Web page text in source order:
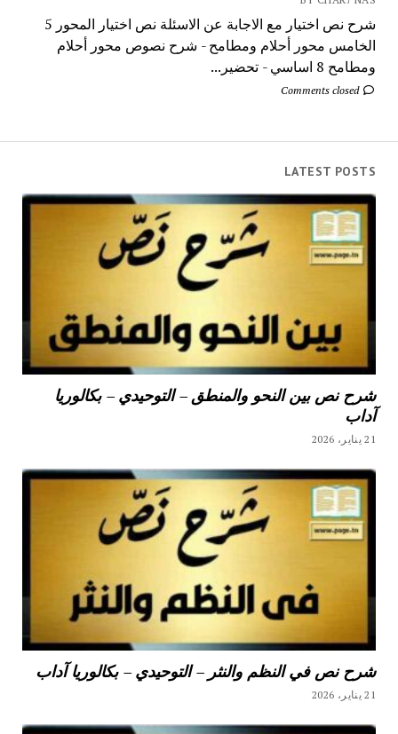
شرح نص اختيار مع الاجابة عن الاسئلة نص اختيار المحور 5
الخامس محور أحلام ومطامح - شرح نصوص محور أحلام
ومطامح 8 اساسي - تحضير...
Comments closed
LATEST POSTS
شرح نص بين النحو والمنطق – التوحيدي – بكالوريا
آداب
21 يناير، 2026
شرح نص في النظم والنثر – التوحيدي – بكالوريا آداب
21 يناير، 2026